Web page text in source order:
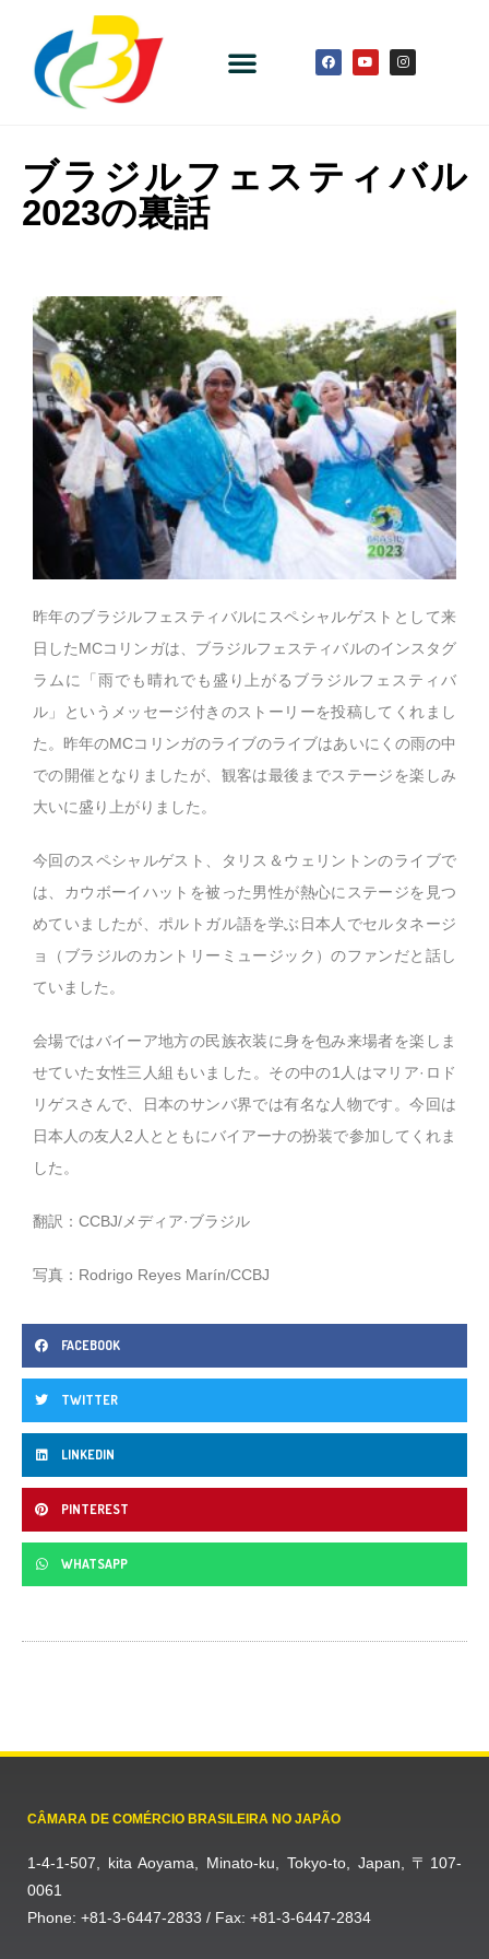
ブラジルフェスティバル
2023の裏話
昨年のブラジルフェスティバルにスペシャルゲストとして来
日したMCコリンガは、ブラジルフェスティバルのインスタグ
ラムに「雨でも晴れでも盛り上がるブラジルフェスティバ
ル」というメッセージ付きのストーリーを投稿してくれまし
た。昨年のMCコリンガのライブのライブはあいにくの雨の中
での開催となりましたが、観客は最後までステージを楽しみ
大いに盛り上がりました。
今回のスペシャルゲスト、タリス＆ウェリントンのライブで
は、カウボーイハットを被った男性が熱心にステージを見つ
めていましたが、ポルトガル語を学ぶ日本人でセルタネージ
ョ（ブラジルのカントリーミュージック）のファンだと話し
ていました。
会場ではバイーア地方の民族衣装に身を包み来場者を楽しま
せていた女性三人組もいました。その中の1人はマリア·ロド
リゲスさんで、日本のサンバ界では有名な人物です。今回は
日本人の友人2人とともにバイアーナの扮装で参加してくれま
した。
翻訳：CCBJ/メディア·ブラジル
写真：Rodrigo Reyes Marín/CCBJ
FACEBOOK
TWITTER
LINKEDIN
PINTEREST
WHATSAPP
CÂMARA DE COMÉRCIO BRASILEIRA NO JAPÃO
1-4-1-507, kita Aoyama, Minato-ku, Tokyo-to, Japan, 〒107-
0061
Phone: +81-3-6447-2833 / Fax: +81-3-6447-2834